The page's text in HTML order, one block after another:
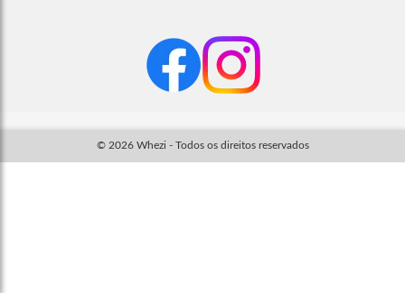
© 2026 Whezi - Todos os direitos reservados